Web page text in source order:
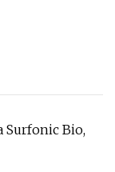
Surfonic Bio,